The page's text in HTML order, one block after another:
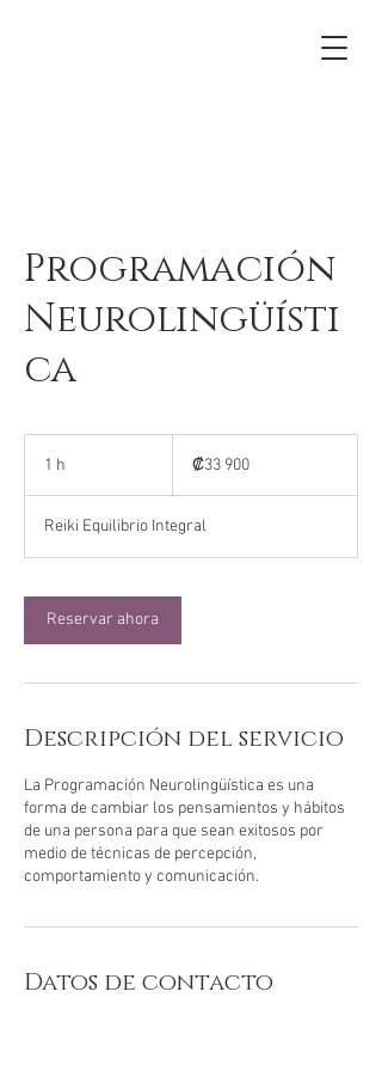
Programación
Neurolingüísti
ca
1 h
colones
costarricenses
₡33 900
Reiki Equilibrio Integral
Reservar ahora
Descripción del servicio
La Programación Neurolingüística es una
forma de cambiar los pensamientos y hábitos
de una persona para que sean exitosos por
medio de técnicas de percepción,
comportamiento y comunicación.
Datos de contacto